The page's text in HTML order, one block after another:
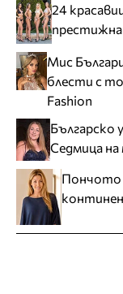
24
Мис
блести с
Fashion
Българско
Седмица
Пончото